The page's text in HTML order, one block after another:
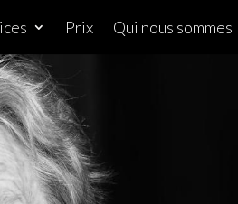
Prix Qui nous sommes